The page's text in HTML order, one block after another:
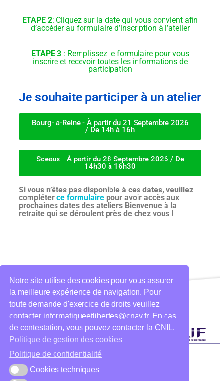
ETAPE 2: Cliquez sur la date qui vous convient afin
d’accéder au formulaire d’inscription à l’atelier
ETAPE 3: Remplissez le formulaire pour vous
inscrire et recevoir toutes les informations de
participation
Je souhaite participer à un atelier
Bourg-la-Reine - À partir du 21 Septembre 2026
/ De 14h à 16h
Sceaux - À partir du 28 Septembre 2026 / De
14h30 à 16h30
Si vous n’êtes pas disponible à ces dates, veuillez
compléter ce formulaire pour avoir accès aux
prochaines dates des ateliers Bienvenue à la
retraite qui se déroulent près de chez vous !
Notre site utilise des cookies pour vous assurer
la meilleure expérience de navigation. Pour
toute demande d'exercice de droits veuillez
contacter informatiqueetlibertes@cnav.fr. En cas
de contestation, vous pouvez contacter la CNIL.
Politique de gestion des cookies
Politique de confidentialité
Cookies techniques
Cookies techniques